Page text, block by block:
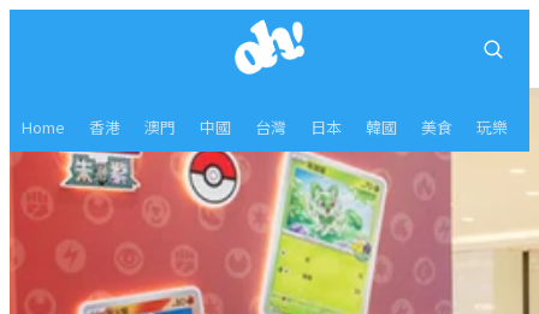
Home 香港 澳門 中國 台灣 日本 韓國 美食 玩樂